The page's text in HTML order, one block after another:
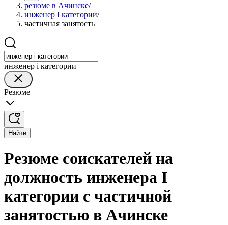
резюме в Ачинске/
инженер I категории/
частичная занятость
инженер i категории
Резюме
Найти
Резюме соискателей на
должность инженера I
категории с частичной
занятостью в Ачинске